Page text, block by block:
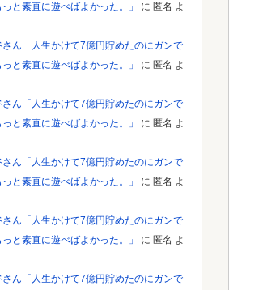
と素直に遊べばよかった。」
に 匿名 よ
さん「人生かけて7億円貯めたのにガンで
と素直に遊べばよかった。」
に 匿名 よ
さん「人生かけて7億円貯めたのにガンで
と素直に遊べばよかった。」
に 匿名 よ
さん「人生かけて7億円貯めたのにガンで
と素直に遊べばよかった。」
に 匿名 よ
さん「人生かけて7億円貯めたのにガンで
と素直に遊べばよかった。」
に 匿名 よ
さん「人生かけて7億円貯めたのにガンで